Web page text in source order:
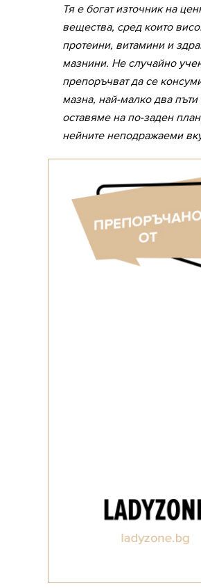
Тя е богат източник на
вещества, сред които
протеини, витамини и
мазнини. Не случайно
препоръчват да се
мазна, най-малко два
оставяме на по-заден
нейните неподражаеми